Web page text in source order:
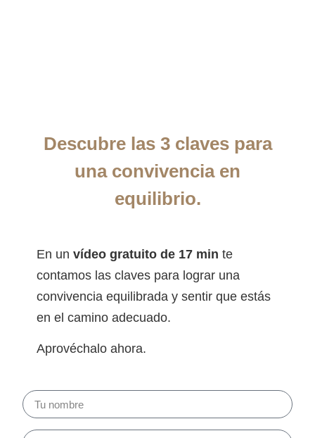
Descubre las 3 claves para
una convivencia en
equilibrio.
En unvídeo gratuito de 17 min te
contamos las claves para lograr una
convivencia equilibrada y sentir que estás
en el camino adecuado.
Aprovéchalo ahora.